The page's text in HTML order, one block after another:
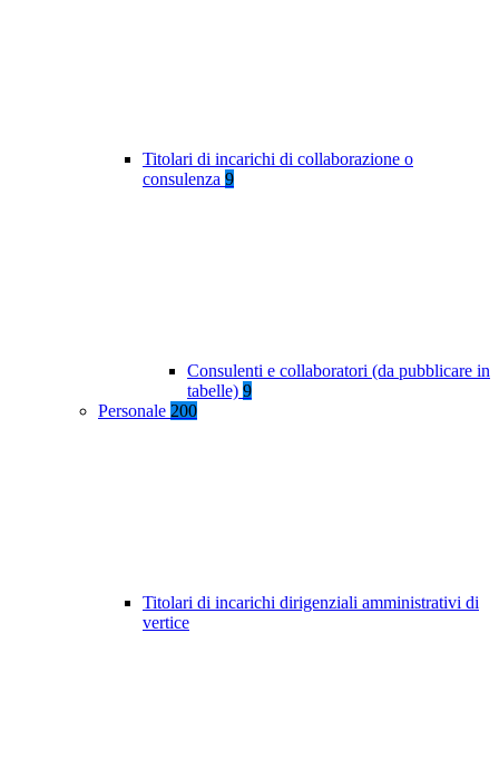
Titolari di incarichi di collaborazione o
consulenza 9
Consulenti e collaboratori (da pubblicare in
tabelle) 9
Personale 200
Titolari di incarichi dirigenziali amministrativi di
vertice